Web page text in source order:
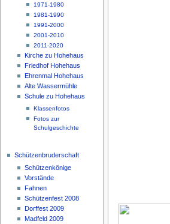
1971-1980
1981-1990
1991-2000
2001-2010
2011-2020
Kirche zu Hohehaus
Friedhof Hohehaus
Ehrenmal Hohehaus
Alte Wassermühle
Schule zu Hohehaus
Klassenfotos
Fotos zur
Schulgeschichte
Schützenbruderschaft
Schützenkönige
Vorstände
Fahnen
Schützenfest 2008
Dorffest 2009
Madfeld 2009